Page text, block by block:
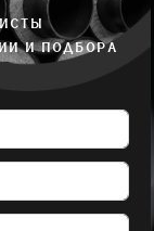
И ПОДБОРА